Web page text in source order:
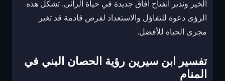
الخير ونذير انفتاح آفاق جديدة في حياة الرائي. تشكل هذه
الرؤى دعوة للتفاؤل والاستعداد لفرص قادمة قد تغير
مجرى الحياة للأفضل.
تفسير ابن سيرين رؤية الحصان البني في
المنام